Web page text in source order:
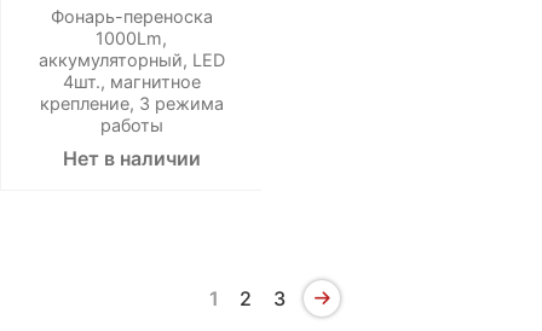
Фонарь-переноска
1000Lm,
аккумуляторный, LED
4шт., магнитное
крепление, 3 режима
работы
Нет в наличии
1 2 3